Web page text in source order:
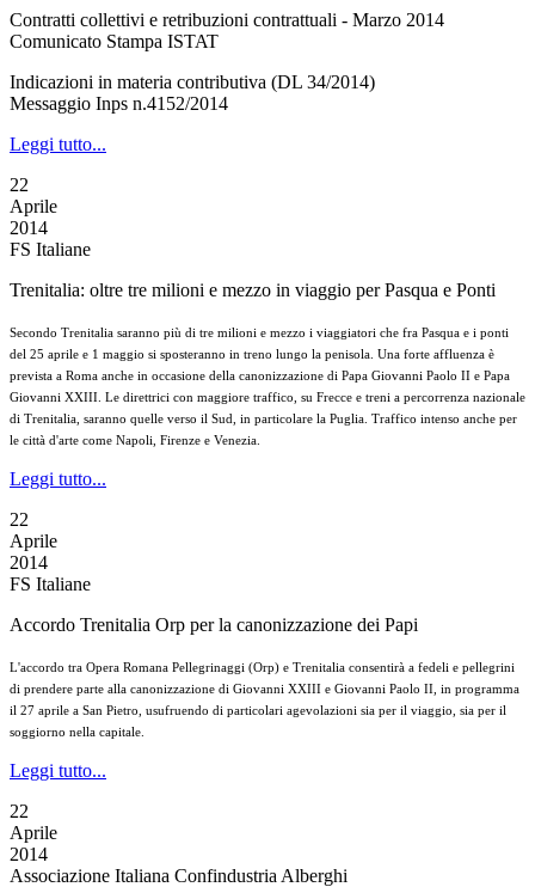
Contratti collettivi e retribuzioni contrattuali - Marzo 2014
Comunicato Stampa ISTAT
Indicazioni in materia contributiva (DL 34/2014)
Messaggio Inps n.4152/2014
Leggi tutto...
22
Aprile
2014
FS Italiane
Trenitalia: oltre tre milioni e mezzo in viaggio per Pasqua e Ponti
Secondo Trenitalia saranno più di tre milioni e mezzo i viaggiatori che fra Pasqua e i ponti
del 25 aprile e 1 maggio si sposteranno in treno lungo la penisola. Una forte affluenza è
prevista a Roma anche in occasione della canonizzazione di Papa Giovanni Paolo II e Papa
Giovanni XXIII. Le direttrici con maggiore traffico, su Frecce e treni a percorrenza nazionale
di Trenitalia, saranno quelle verso il Sud, in particolare la Puglia. Traffico intenso anche per
le città d'arte come Napoli, Firenze e Venezia.
Leggi tutto...
22
Aprile
2014
FS Italiane
Accordo Trenitalia Orp per la canonizzazione dei Papi
L'accordo tra Opera Romana Pellegrinaggi (Orp) e Trenitalia consentirà a fedeli e pellegrini
di prendere parte alla canonizzazione di Giovanni XXIII e Giovanni Paolo II, in programma
il 27 aprile a San Pietro, usufruendo di particolari agevolazioni sia per il viaggio, sia per il
soggiorno nella capitale.
Leggi tutto...
22
Aprile
2014
Associazione Italiana Confindustria Alberghi